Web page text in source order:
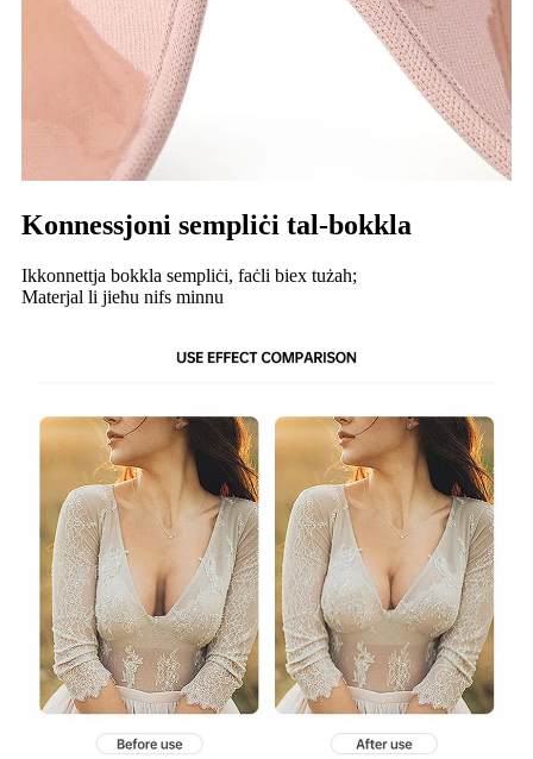
Konnessjoni sempliċi tal-bokkla
Ikkonnettja bokkla sempliċi, faċli biex tużah;
Materjal li jieħu nifs minnu